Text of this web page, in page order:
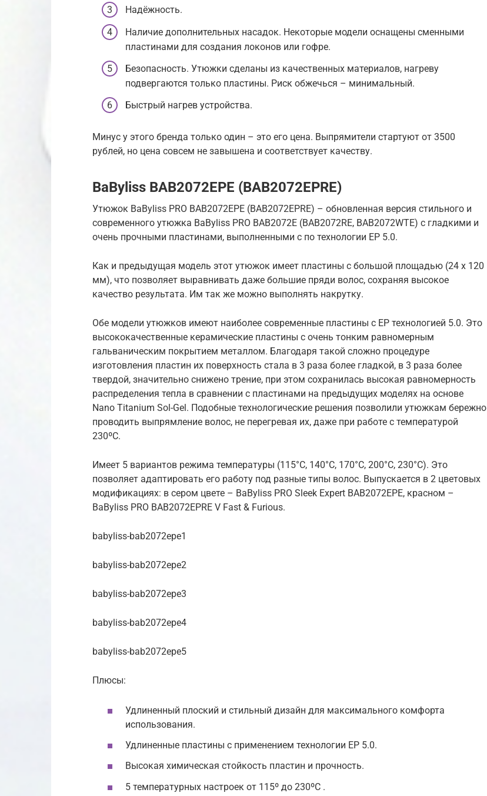
Надёжность.
Наличие дополнительных насадок. Некоторые модели оснащены сменными
пластинами для создания локонов или гофре.
Безопасность. Утюжки сделаны из качественных материалов, нагреву
подвергаются только пластины. Риск обжечься – минимальный.
Быстрый нагрев устройства.
Минус у этого бренда только один – это его цена. Выпрямители стартуют от 3500
рублей, но цена совсем не завышена и соответствует качеству.
BaByliss BAB2072EPE (BAB2072EPRE)
Утюжок BaByliss PRO BAB2072EPE (BAB2072EPRE) – обновленная версия стильного и
современного утюжка BaByliss PRO BAB2072E (BAB2072RE, BAB2072WTE) с гладкими и
очень прочными пластинами, выполненными с по технологии EP 5.0.
Как и предыдущая модель этот утюжок имеет пластины с большой площадью (24 x 120
мм), что позволяет выравнивать даже большие пряди волос, сохраняя высокое
качество результата. Им так же можно выполнять накрутку.
Обе модели утюжков имеют наиболее современные пластины с EP технологией 5.0. Это
высококачественные керамические пластины с очень тонким равномерным
гальваническим покрытием металлом. Благодаря такой сложно процедуре
изготовления пластин их поверхность стала в 3 раза более гладкой, в 3 раза более
твердой, значительно снижено трение, при этом сохранилась высокая равномерность
распределения тепла в сравнении с пластинами на предыдущих моделях на основе
Nano Titanium Sol-Gel. Подобные технологические решения позволили утюжкам бережно
проводить выпрямление волос, не перегревая их, даже при работе с температурой
230ºС.
Имеет 5 вариантов режима температуры (115°C, 140°C, 170°C, 200°C, 230°C). Это
позволяет адаптировать его работу под разные типы волос. Выпускается в 2 цветовых
модификациях: в сером цвете – BaByliss PRO Sleek Expert BAB2072EPE, красном –
BaByliss PRO BAB2072EPRE V Fast & Furious.
babyliss-bab2072epe1
babyliss-bab2072epe2
babyliss-bab2072epe3
babyliss-bab2072epe4
babyliss-bab2072epe5
Плюсы:
Удлиненный плоский и стильный дизайн для максимального комфорта
использования.
Удлиненные пластины с применением технологии EP 5.0.
Высокая химическая стойкость пластин и прочность.
5 температурных настроек от 115º до 230ºС .